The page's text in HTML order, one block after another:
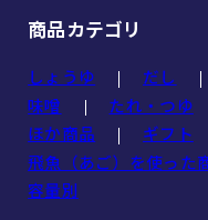
商品カテゴリ
しょうゆ だし
味噌
たれ・つゆ
ほか商品
ギフト
飛魚（あご）を使った
容量別